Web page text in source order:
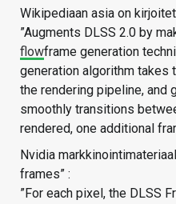
Wikipediaan asia on
”Augments DLSS 2.0 by
flowframe generation
generation algorithm takes
the rendering pipeline, and
smoothly transitions
rendered, one additional
Nvidia
frames” :
”For each pixel, the DLSS